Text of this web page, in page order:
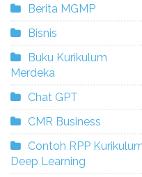
Berita MGMP
Bisnis
Buku Kurikulum
Merdeka
Chat GPT
CMR Business
Contoh RPP
Deep Learning